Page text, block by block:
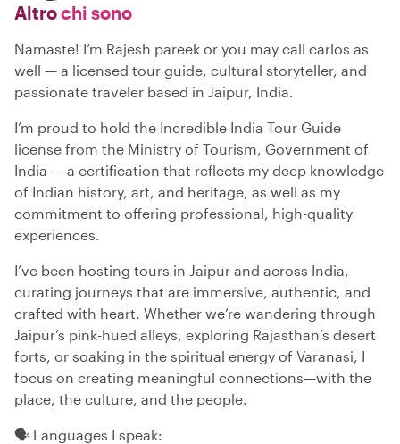
Altrochi sono
Namaste! I’m Rajesh pareek or you may call carlos as
well — a licensed tour guide, cultural storyteller, and
passionate traveler based in Jaipur, India.
I’m proud to hold the Incredible India Tour Guide
license from the Ministry of Tourism, Government of
India — a certification that reflects my deep knowledge
of Indian history, art, and heritage, as well as my
commitment to offering professional, high-quality
experiences.
I’ve been hosting tours in Jaipur and across India,
curating journeys that are immersive, authentic, and
crafted with heart. Whether we’re wandering through
Jaipur’s pink-hued alleys, exploring Rajasthan’s desert
forts, or soaking in the spiritual energy of Varanasi, I
focus on creating meaningful connections—with the
place, the culture, and the people.
🗣️ Languages I speak: